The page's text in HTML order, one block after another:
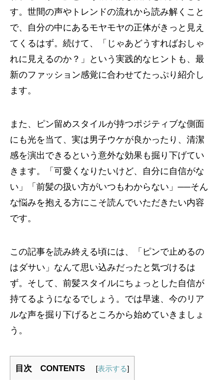
す。世間の声やトレンドの流れから読み解くこと
で、自分の中にあるモヤモヤの正体がきっと見え
てくるはず。続けて、「じゃあどうすればおしゃ
れに見えるのか？」という実践的なヒントも、最
新のファッション感覚に合わせてたっぷり紹介し
ます。
また、ピン留めスタイルが持つポジティブな側面
にも光を当て、実は男子ウケが良かったり、清潔
感を演出できるという意外な効果も掘り下げてい
きます。「可愛くなりたいけど、自分に自信がな
い」「前髪の扱い方がいつもわからない」──そん
な悩みを抱える方にこそ読んでいただきたい内容
です。
この記事を読み終える頃には、「ピンで止めるの
はダサい」なんて思い込みだったと気づけるは
ず。そして、前髪スタイルにちょっとした自信が
持てるようになるでしょう。では早速、今のリア
ルな声を掘り下げるところから始めていきましょ
う。
目次 CONTENTS [表示する]